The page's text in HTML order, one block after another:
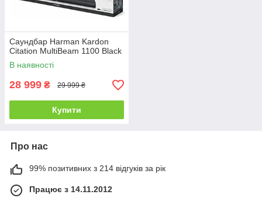
Саундбар Harman Kardon
Citation MultiBeam 1100 Black
В наявності
28 999 ₴ 29 999 ₴
Купити
Про нас
99% позитивних з 214 відгуків за рік
Працює з 14.11.2012